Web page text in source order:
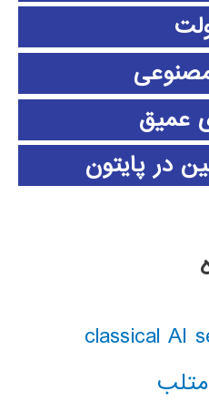
عمیق
در پایتون
متلب